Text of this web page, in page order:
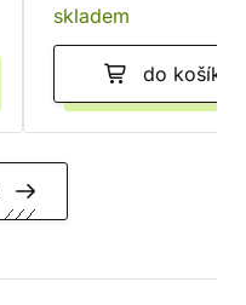
skladem
do košíku